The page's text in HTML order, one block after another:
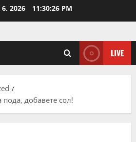
6, 2026 11:30:26 PM
LIVE
добавете сол!